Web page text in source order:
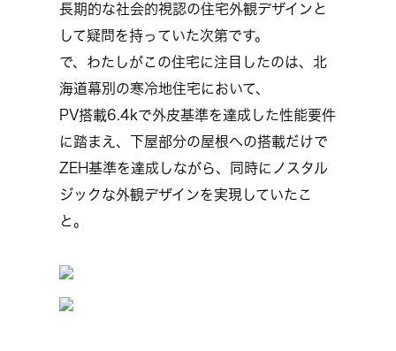
長期的な社会的視認の住宅外観デザインと
して疑問を持っていた次第です。
で、わたしがこの住宅に注目したのは、北
海道幕別の寒冷地住宅において、
PV搭載6.4kで外皮基準を達成した性能要件
に踏まえ、下屋部分の屋根への搭載だけで
ZEH基準を達成しながら、同時にノスタル
ジックな外観デザインを実現していたこ
と。